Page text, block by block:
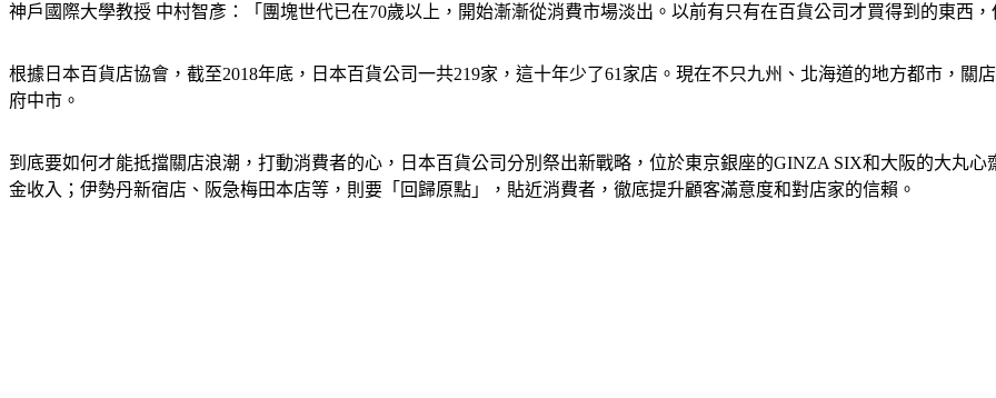
神戶國際大學教授 中村智彥：「團塊世代已在70歲以上，開始漸漸從消費市場淡出。以前有只有在百貨公司才買得到的東西
根據日本百貨店協會，截至2018年底，日本百貨公司一共219家，這十年少了61家店。現在不只九州、北海道的地方都市，關
府中市。
到底要如何才能抵擋關店浪潮，打動消費者的心，日本百貨公司分別祭出新戰略，位於東京銀座的GINZA SIX和大阪的大丸
金收入；伊勢丹新宿店、阪急梅田本店等，則要「回歸原點」，貼近消費者，徹底提升顧客滿意度和對店家的信賴。